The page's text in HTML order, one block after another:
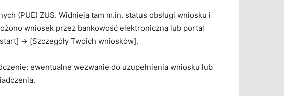
(PUE) ZUS. Widnieją tam m.in. status obsługi wniosku i
wniosek przez bankowość elektroniczną lub portal
→ [Szczegóły Twoich wniosków].
ewentualne wezwanie do uzupełnienia wniosku lub